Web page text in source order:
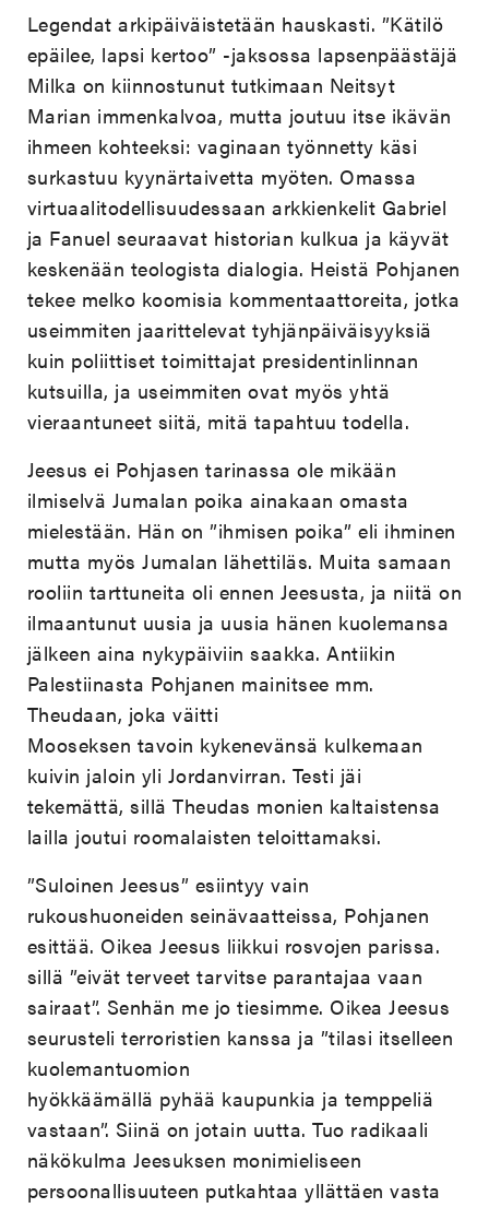
Legendat arkipäiväistetään hauskasti. ”Kätilö
epäilee, lapsi kertoo” -jaksossa lapsenpäästäjä
Milka on kiinnostunut tutkimaan Neitsyt
Marian immenkalvoa, mutta joutuu itse ikävän
ihmeen kohteeksi: vaginaan työnnetty käsi
surkastuu kyynärtaivetta myöten. Omassa
virtuaalitodellisuudessaan arkkienkelit Gabriel
ja Fanuel seuraavat historian kulkua ja käyvät
keskenään teologista dialogia. Heistä Pohjanen
tekee melko koomisia kommentaattoreita, jotka
useimmiten jaarittelevat tyhjänpäiväisyyksiä
kuin poliittiset toimittajat presidentinlinnan
kutsuilla, ja useimmiten ovat myös yhtä
vieraantuneet siitä, mitä tapahtuu todella.
Jeesus ei Pohjasen tarinassa ole mikään
ilmiselvä Jumalan poika ainakaan omasta
mielestään. Hän on ”ihmisen poika” eli ihminen
mutta myös Jumalan lähettiläs. Muita samaan
rooliin tarttuneita oli ennen Jeesusta, ja niitä on
ilmaantunut uusia ja uusia hänen kuolemansa
jälkeen aina nykypäiviin saakka. Antiikin
Palestiinasta Pohjanen mainitsee mm.
Theudaan, joka väitti
Mooseksen tavoin kykenevänsä kulkemaan
kuivin jaloin yli Jordanvirran. Testi jäi
tekemättä, sillä Theudas monien kaltaistensa
lailla joutui roomalaisten teloittamaksi.
”Suloinen Jeesus” esiintyy vain
rukoushuoneiden seinävaatteissa, Pohjanen
esittää. Oikea Jeesus liikkui rosvojen parissa.
sillä ”eivät terveet tarvitse parantajaa vaan
sairaat”. Senhän me jo tiesimme. Oikea Jeesus
seurusteli terroristien kanssa ja ”tilasi itselleen
kuolemantuomion
hyökkäämällä pyhää kaupunkia ja temppeliä
vastaan”. Siinä on jotain uutta. Tuo radikaali
näkökulma Jeesuksen monimieliseen
persoonallisuuteen putkahtaa yllättäen vasta